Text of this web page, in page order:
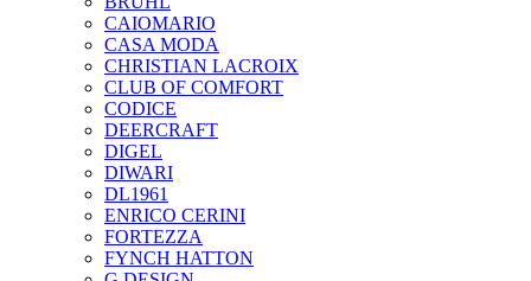
CAIOMARIO
CASA MODA
CHRISTIAN LACROIX
CLUB OF COMFORT
CODICE
DEERCRAFT
DIGEL
DIWARI
DL1961
ENRICO CERINI
FORTEZZA
FYNCH HATTON